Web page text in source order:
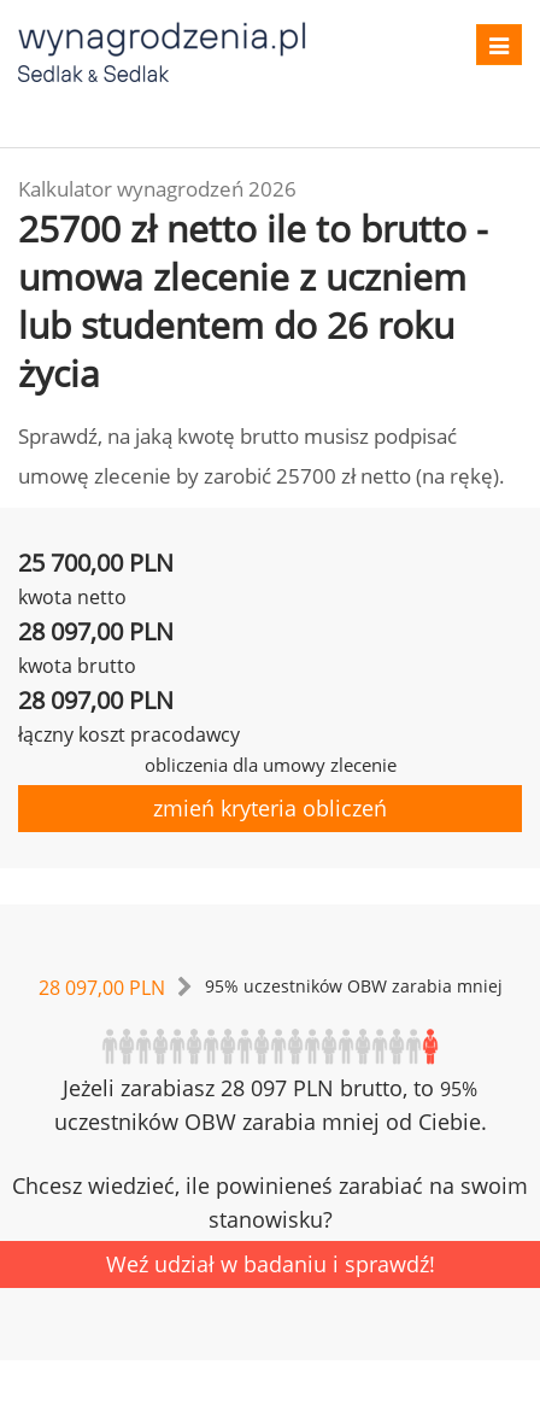
Kalkulator wynagrodzeń 2026
25700 zł netto ile to brutto -
umowa zlecenie z uczniem
lub studentem do 26 roku
życia
Sprawdź, na jaką kwotę brutto musisz podpisać
umowę zlecenie by zarobić 25700 zł netto (na rękę).
25 700,00 PLN
kwota netto
28 097,00 PLN
kwota brutto
28 097,00 PLN
łączny koszt pracodawcy
obliczenia dla umowy zlecenie
zmień kryteria obliczeń
28 097,00 PLN 95% uczestników OBW zarabia mniej
Jeżeli zarabiasz 28 097 PLN brutto, to 95%
uczestników OBW zarabia mniej od Ciebie.
Chcesz wiedzieć, ile powinieneś zarabiać na swoim
stanowisku?
Weź udział w badaniu i sprawdź!